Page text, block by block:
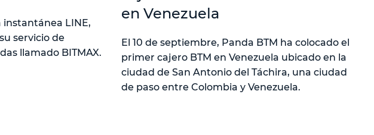
instantánea LINE,
servicio de
llamado BITMAX.
en Venezuela
El 10 de septiembre, Panda BTM ha colocado el
primer cajero BTM en Venezuela ubicado en la
ciudad de San Antonio del Táchira, una ciudad
de paso entre Colombia y Venezuela.